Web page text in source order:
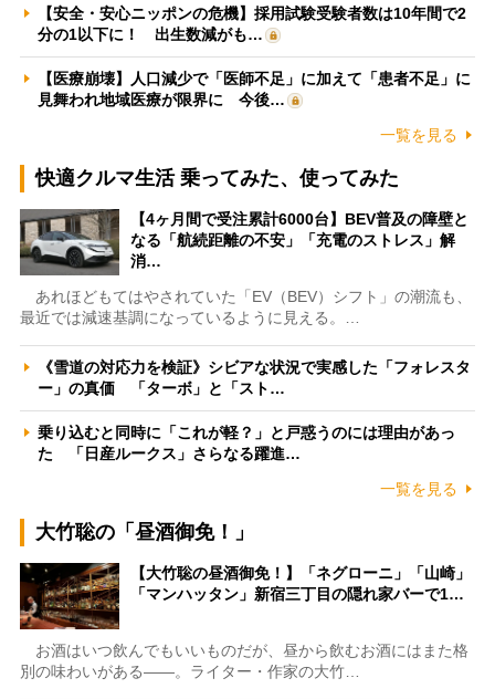
【安全・安心ニッポンの危機】採用試験受験者数は10年間で2
分の1以下に！ 出生数減がも…
【医療崩壊】人口減少で「医師不足」に加えて「患者不足」に
見舞われ地域医療が限界に 今後…
一覧を見る
快適クルマ生活 乗ってみた、使ってみた
【4ヶ月間で受注累計6000台】BEV普及の障壁と
なる「航続距離の不安」「充電のストレス」解
消…
あれほどもてはやされていた「EV（BEV）シフト」の潮流も、
最近では減速基調になっているように見える。…
《雪道の対応力を検証》シビアな状況で実感した「フォレスタ
ー」の真価 「ターボ」と「スト…
乗り込むと同時に「これが軽？」と戸惑うのには理由があっ
た 「日産ルークス」さらなる躍進…
一覧を見る
大竹聡の「昼酒御免！」
【大竹聡の昼酒御免！】「ネグローニ」「山崎」
「マンハッタン」新宿三丁目の隠れ家バーで1…
お酒はいつ飲んでもいいものだが、昼から飲むお酒にはまた格
別の味わいがある――。ライター・作家の大竹…